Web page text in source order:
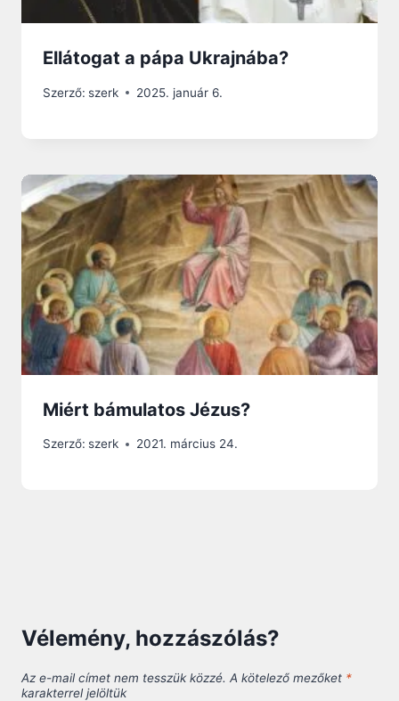
Ellátogat a pápa Ukrajnába?
Szerző: szerk 2025. január 6.
Miért bámulatos Jézus?
Szerző: szerk 2021. március 24.
Vélemény, hozzászólás?
Az e-mail címet nem tesszük közzé. A kötelező mezőket *
karakterrel jelöltük